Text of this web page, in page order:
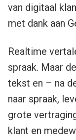
van digitaal
met dank aan
Realtime
spraak. Maar
tekst en – na
naar spraak,
grote
klant en